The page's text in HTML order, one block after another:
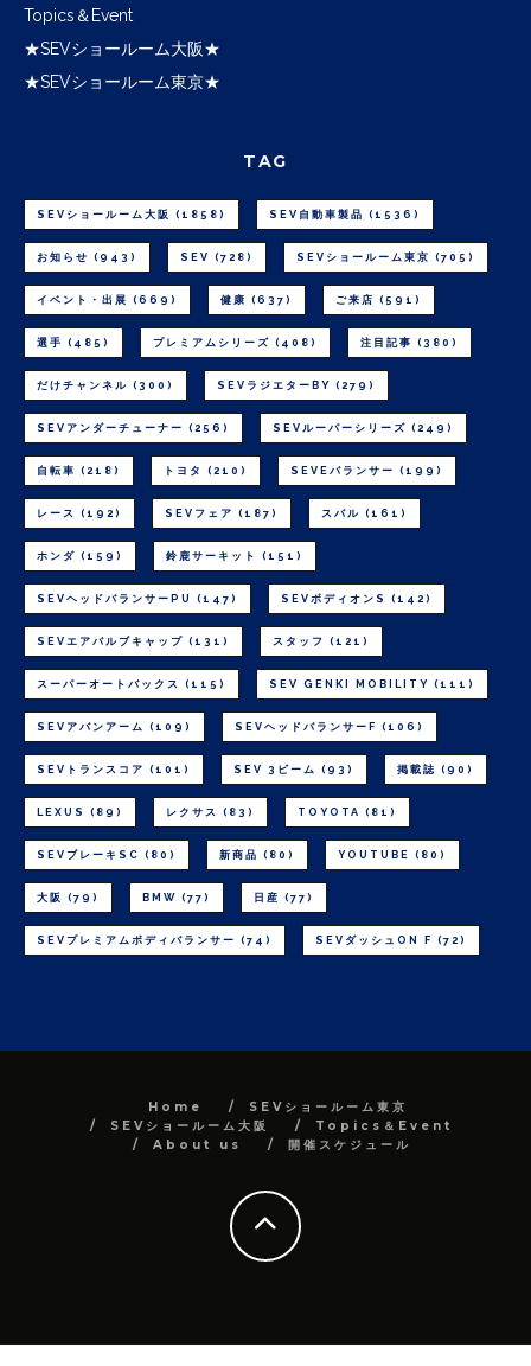
Topics＆Event
★SEVショールーム大阪★
★SEVショールーム東京★
TAG
SEVショールーム大阪 (1858) SEV自動車製品 (1536)
お知らせ (943) SEV (728) SEVショールーム東京 (705)
イベント・出展 (669) 健康 (637) ご来店 (591)
選手 (485) プレミアムシリーズ (408) 注目記事 (380)
だけチャンネル (300) SEVラジエターBY (279)
SEVアンダーチューナー (256) SEVルーパーシリーズ (249)
自転車 (218) トヨタ (210) SEVEバランサー (199)
レース (192) SEVフェア (187) スバル (161)
ホンダ (159) 鈴鹿サーキット (151)
SEVヘッドバランサーPU (147) SEVボディオンS (142)
SEVエアバルブキャップ (131) スタッフ (121)
スーパーオートバックス (115) SEV GENKI MOBILITY (111)
SEVアバンアーム (109) SEVヘッドバランサーF (106)
SEVトランスコア (101) SEV 3ビーム (93) 掲載誌 (90)
LEXUS (89) レクサス (83) TOYOTA (81)
SEVブレーキSC (80) 新商品 (80) YOUTUBE (80)
大阪 (79) BMW (77) 日産 (77)
SEVプレミアムボディバランサー (74) SEVダッシュON F (72)
Home
SEVショールーム東京
SEVショールーム大阪
Topics＆Event
About us
開催スケジュール